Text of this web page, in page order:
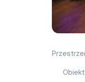
Obiekt: